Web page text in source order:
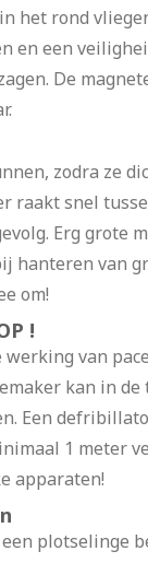
het rond
en een
De
zodra ze
raakt snel
Erg grote
hanteren van
om!
!
werking van
kan in
Een
1 meter
apparaten!
plotselinge